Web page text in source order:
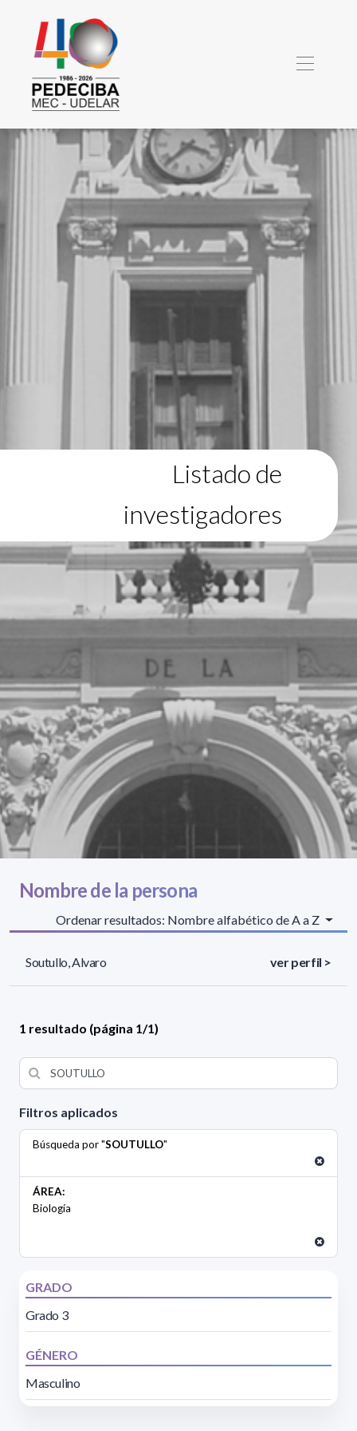
Listado de
investigadores
Filtros aplicados
Búsqueda por "SOUTULLO"
ÁREA:
Biología
GRADO
Grado 3
GÉNERO
Masculino
Nombre de la persona
Ordenar resultados: Nombre alfabético de A a Z
Soutullo, Alvaro ver perfil >
1 resultado (página 1/1)